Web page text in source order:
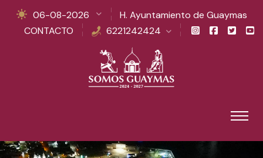
06-08-2026
H. Ayuntamiento de Guaymas
CONTACTO
6221242424